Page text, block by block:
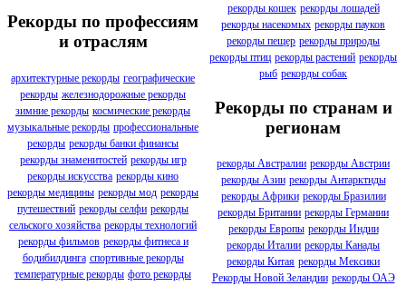
Рекорды по профессиям
и отраслям
архитектурные рекорды географические
рекорды железнодорожные рекорды
зимние рекорды космические рекорды
музыкальные рекорды профессиональные
рекорды рекорды банки финансы
рекорды знаменитостей рекорды игр
рекорды искусства рекорды кино
рекорды медицины рекорды мод рекорды
путешествий рекорды селфи рекорды
сельского хозяйства рекорды технологий
рекорды фильмов рекорды фитнеса и
бодибилдинга спортивные рекорды
температурные рекорды фото рекорды
рекорды кошек рекорды лошадей
рекорды насекомых рекорды пауков
рекорды пещер рекорды природы
рекорды птиц рекорды растений рекорды
рыб рекорды собак
Рекорды по странам и
регионам
рекорды Австралии рекорды Австрии
рекорды Азии рекорды Антарктиды
рекорды Африки рекорды Бразилии
рекорды Британии рекорды Германии
рекорды Европы рекорды Индии
рекорды Италии рекорды Канады
рекорды Китая рекорды Мексики
Рекорды Новой Зеландии рекорды ОАЭ